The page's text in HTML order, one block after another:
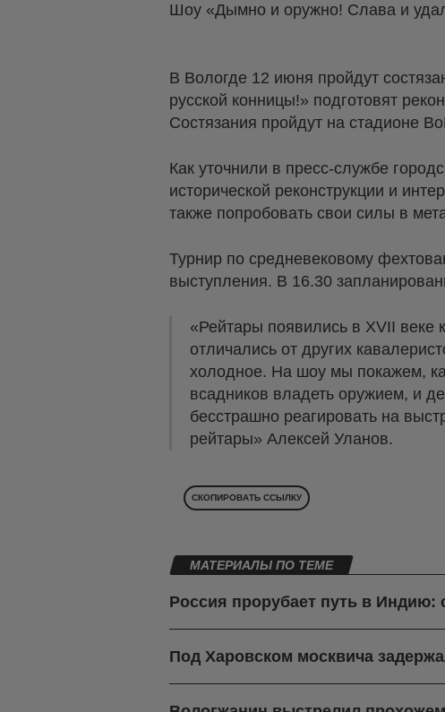
Шоу «Дымно и оружно! Слава и
В Вологде 12 июня пройдут
русской конницы!» подготовят
Состязания пройдут на стадионе
Как уточнили в пресс-службе
исторической реконструкции и
также попробовать свои силы в
Турнир по средневековому
выступления. В 16.30
«Рейтары появились в XVII веке
отличались от других
холодное. На шоу мы покажем,
всадников владеть оружием, и
бесстрашно реагировать на
рейтары» Алексей Уланов.
СКОПИРОВАТЬ ССЫЛКУ
МАТЕРИАЛЫ ПО ТЕМЕ
Россия прорубает путь в Индию:
Под Харовском москвича